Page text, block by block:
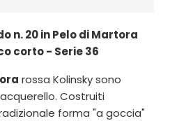
n. 20 in Pelo di Martora
corto - Serie 36
rossa Kolinsky sono
Costruiti
forma "a goccia"